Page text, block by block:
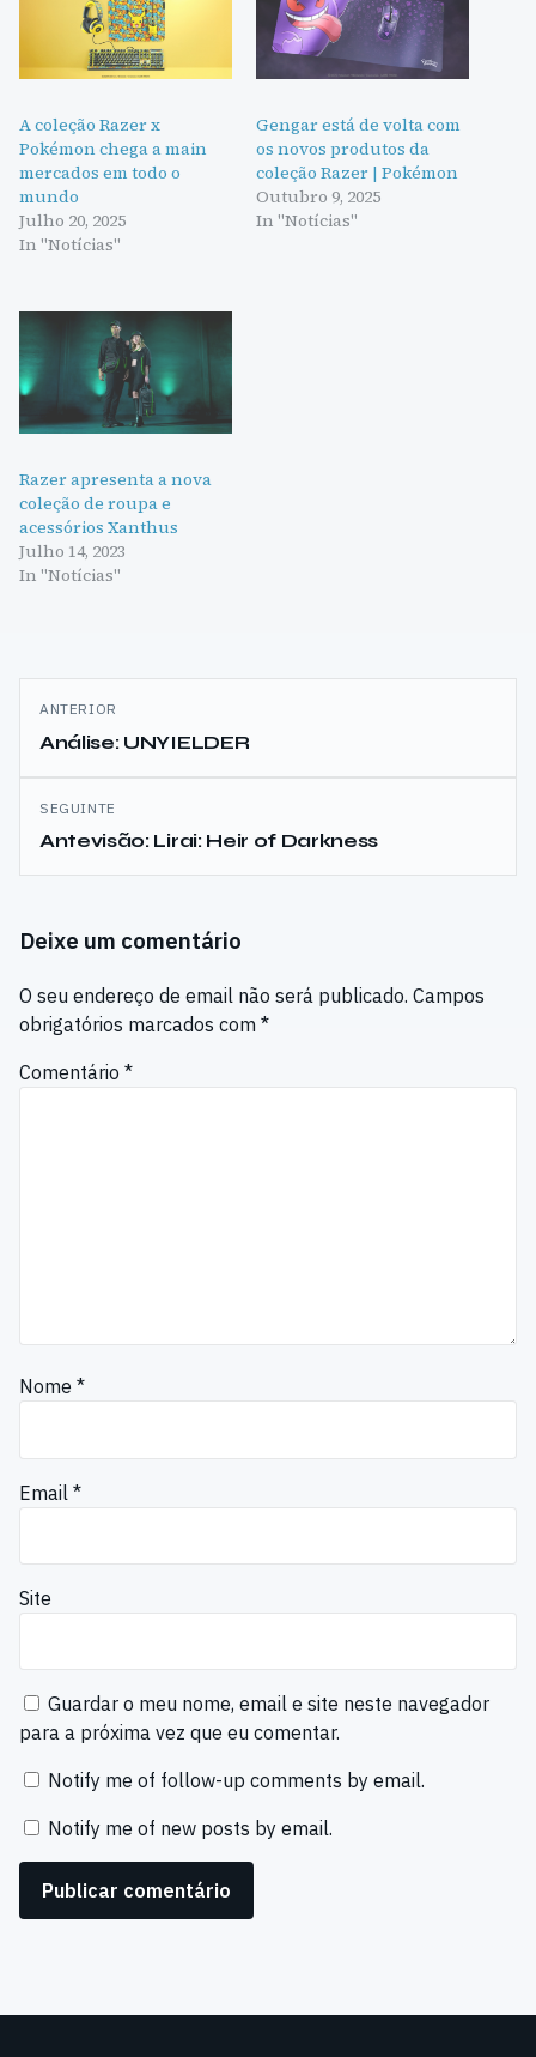
A coleção Razer x
Pokémon chega a main
mercados em todo o
mundo
Julho 20, 2025
In "Notícias"
Gengar está de volta com
os novos produtos da
coleção Razer | Pokémon
Outubro 9, 2025
In "Notícias"
Razer apresenta a nova
coleção de roupa e
acessórios Xanthus
Julho 14, 2023
In "Notícias"
Navegação
de
artigos
ANTERIOR
Análise: UNYIELDER
SEGUINTE
Antevisão: Lirai: Heir of Darkness
Deixe um comentário
O seu endereço de email não será publicado. Campos
obrigatórios marcados com *
Comentário *
Nome *
Email *
Site
Guardar o meu nome, email e site neste navegador
para a próxima vez que eu comentar.
Notify me of follow-up comments by email.
Notify me of new posts by email.